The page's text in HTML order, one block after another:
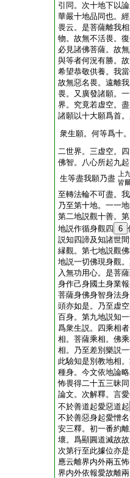
引同。次十地下以
華嚴十地品同也。
畏云。是菩薩離我
物。故無不活畏。
必見諸佛菩薩。故
與等者何況有勝。
希望恭敬供養。我
故無惡名畏。遠離
畏。又廣發諸願。
界。究竟若虚空。
諸願以十大願爲首
衆生願。何等爲十
二世界。三虚空。
佛智。八心所起九
生等盡我願乃盡
上
皆
至轉法輪不可盡。
乃至第十地。一一
第二地説觀十善。
地説作循身觀四 6
説知四諦及知諸世
縁觀。第七地説觀
地説一切佛現身觀
入無功用心。是菩
身作己身國土身業
菩薩身佛身智身法
頭亦如是。乃至虚
百身。第九地説知
爲衆生説。四乘相
相。菩薩乘相。佛
相。乃至差別樂説
此驗知是別教地相
種身。今文依地論
怖畏得二十五三昧
論文。次解釋。言
不於善道起愛惡道起
不於善惡身起愛憎
安三釋。初一番約
壞。爲顯圓道滅故
次第行至此據位亦
應云離界内外兩五
界内外依報愛故離